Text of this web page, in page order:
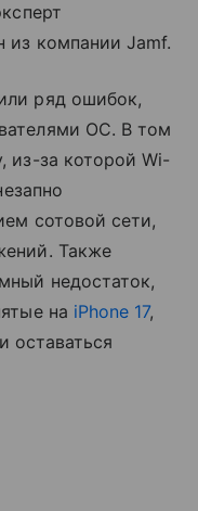
из компании Jamf.
ряд ошибок,
ОС. В том
из-за которой Wi-
сотовой сети,
Также
недостаток,
на iPhone 17,
оставаться